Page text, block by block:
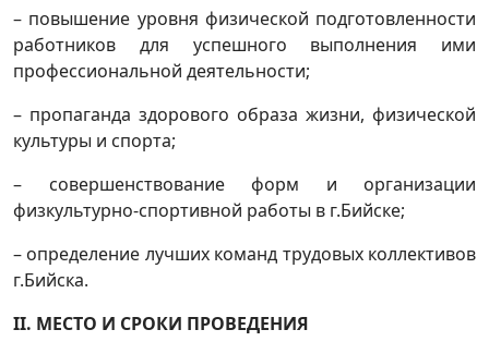
– повышение уровня физической подготовленности
работников для успешного выполнения ими
профессиональной деятельности;
– пропаганда здорового образа жизни, физической
культуры и спорта;
– совершенствование форм и организации
физкультурно-спортивной работы в г.Бийске;
– определение лучших команд трудовых коллективов
г.Бийска.
II. МЕСТО И СРОКИ ПРОВЕДЕНИЯ